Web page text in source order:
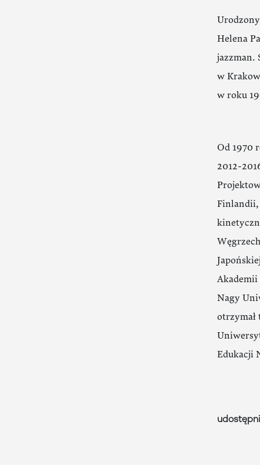
Helena
jazzman.
w
w roku
Od 1970
2012-
Finlandii,
Nagy
otrzymał
Edukacji